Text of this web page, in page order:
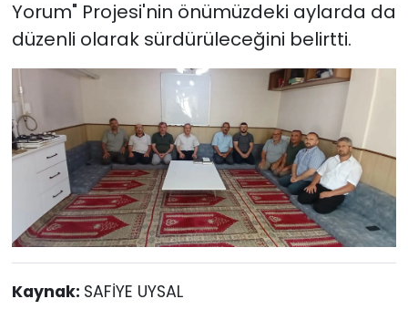
Yorum" Projesi'nin önümüzdeki aylarda da
düzenli olarak sürdürüleceğini belirtti.
Kaynak: SAFİYE UYSAL